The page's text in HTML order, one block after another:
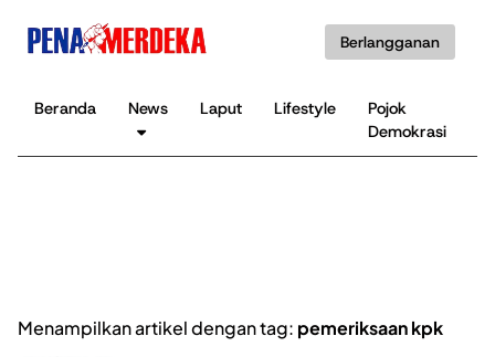
Berlangganan
Beranda News Laput Lifestyle
Pojok
Demokrasi
Menampilkan artikel dengan tag: pemeriksaan kpk